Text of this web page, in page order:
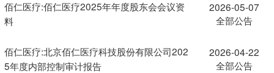
佰仁医疗:佰仁医疗2025年年度股东会会议资
料
2026-05-07
全部公告
佰仁医疗:北京佰仁医疗科技股份有限公司202
5年度内部控制审计报告
2026-04-22
全部公告